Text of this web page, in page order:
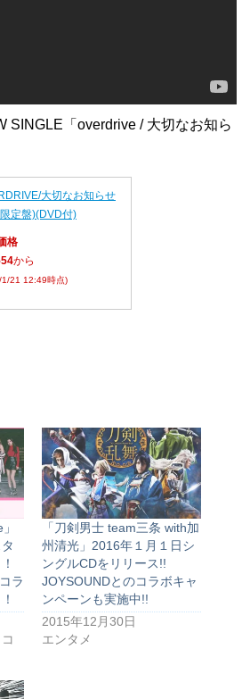
SINGLE「overdrive / 大切なお知ら
大切なお知らせ
定盤)(DVD付)
格
から
21 12:49時点)
ラ
「刀剣男士 team三条 with加
州清光」2016年１月１日シ
ングルCDをリリース!!
JOYSOUNDとのコラボキャ
ンペーンも実施中!!
2015年12月30日
エンタメ